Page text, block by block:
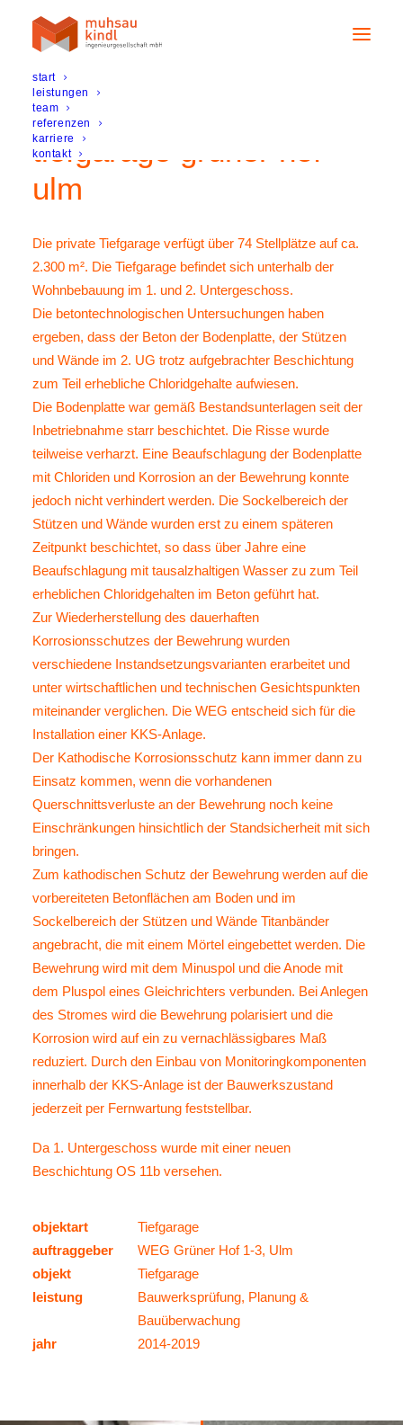
start
leistungen
team
referenzen
karriere
kontakt
tiefgarage grüner hof –
ulm
Die private Tiefgarage verfügt über 74 Stellplätze auf ca.
2.300 m². Die Tiefgarage befindet sich unterhalb der
Wohnbebauung im 1. und 2. Untergeschoss.
Die betontechnologischen Untersuchungen haben
ergeben, dass der Beton der Bodenplatte, der Stützen
und Wände im 2. UG trotz aufgebrachter Beschichtung
zum Teil erhebliche Chloridgehalte aufwiesen.
Die Bodenplatte war gemäß Bestandsunterlagen seit der
Inbetriebnahme starr beschichtet. Die Risse wurde
teilweise verharzt. Eine Beaufschlagung der Bodenplatte
mit Chloriden und Korrosion an der Bewehrung konnte
jedoch nicht verhindert werden. Die Sockelbereich der
Stützen und Wände wurden erst zu einem späteren
Zeitpunkt beschichtet, so dass über Jahre eine
Beaufschlagung mit tausalzhaltigen Wasser zu zum Teil
erheblichen Chloridgehalten im Beton geführt hat.
Zur Wiederherstellung des dauerhaften
Korrosionsschutzes der Bewehrung wurden
verschiedene Instandsetzungsvarianten erarbeitet und
unter wirtschaftlichen und technischen Gesichtspunkten
miteinander verglichen. Die WEG entscheid sich für die
Installation einer KKS-Anlage.
Der Kathodische Korrosionsschutz kann immer dann zu
Einsatz kommen, wenn die vorhandenen
Querschnittsverluste an der Bewehrung noch keine
Einschränkungen hinsichtlich der Standsicherheit mit sich
bringen.
Zum kathodischen Schutz der Bewehrung werden auf die
vorbereiteten Betonflächen am Boden und im
Sockelbereich der Stützen und Wände Titanbänder
angebracht, die mit einem Mörtel eingebettet werden. Die
Bewehrung wird mit dem Minuspol und die Anode mit
dem Pluspol eines Gleichrichters verbunden. Bei Anlegen
des Stromes wird die Bewehrung polarisiert und die
Korrosion wird auf ein zu vernachlässigbares Maß
reduziert. Durch den Einbau von Monitoringkomponenten
innerhalb der KKS-Anlage ist der Bauwerkszustand
jederzeit per Fernwartung feststellbar.
Da 1. Untergeschoss wurde mit einer neuen
Beschichtung OS 11b versehen.
objektart
Tiefgarage
auftraggeber
WEG Grüner Hof 1-3, Ulm
objekt
Tiefgarage
leistung
Bauwerksprüfung, Planung &
Bauüberwachung
jahr
2014-2019